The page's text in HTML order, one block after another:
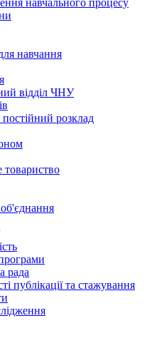
навчання
відділ ЧНУ
розклад
товариство
рада
публікації та стажування